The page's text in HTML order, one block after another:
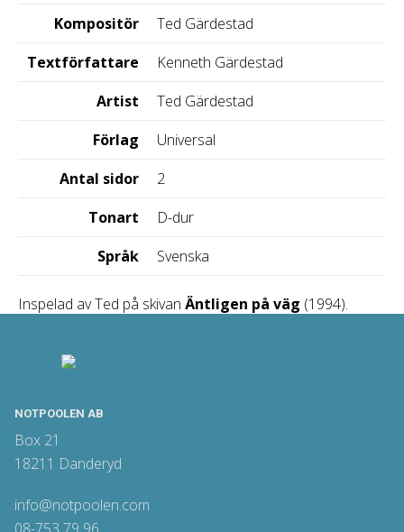
Kompositör
Ted Gärdestad
Textförfattare
Kenneth Gärdestad
Artist
Ted Gärdestad
Förlag
Universal
Antal sidor
2
Tonart
D-dur
Språk
Svenska
Inspelad av Ted på skivan Äntligen på väg (1994).
NOTPOOLEN AB
Box 21
18211 Danderyd
info@notpoolen.com